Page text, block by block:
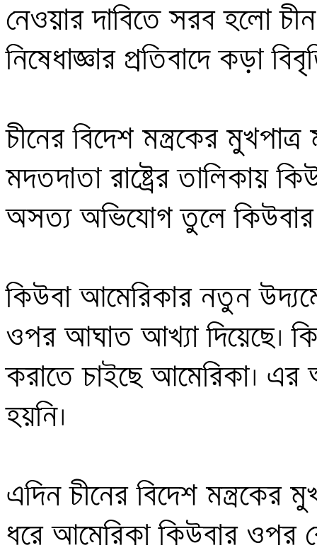
নেওয়ার দাবিতে সরব হলো
নিষেধাজ্ঞার প্রতিবাদে কড়া
চীনের বিদেশ মন্ত্রকের
মদতদাতা রাষ্ট্রের তালিকায়
অসত্য অভিযোগ তুলে কিউবার
কিউবা আমেরিকার নতুন
ওপর আঘাত আখ্যা দিয়েছে।
করাতে চাইছে আমেরিকা।
হয়নি।
এদিন চীনের বিদেশ
ধরে আমেরিকা কিউবার ওপর